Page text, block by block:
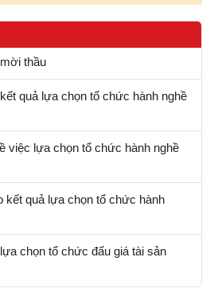
thầu
quả lựa chọn tổ chức hành nghề
việc lựa chọn tổ chức hành nghề
kết quả lựa chọn tổ chức hành
chọn tổ chức đấu giá tài sản